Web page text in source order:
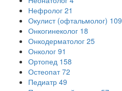
Нефролог 21
Окулист (офтальмолог) 109
Онкогинеколог 18
Онкодерматолог 25
Онколог 91
Ортопед 158
Остеопат 72
Педиатр 49